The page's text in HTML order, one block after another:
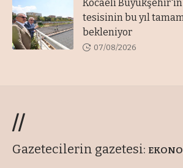
Kocaeli Büyükşehir'in
tesisinin bu yıl
bekleniyor
07/08/2026
//
Gazetecilerin gazetesi: